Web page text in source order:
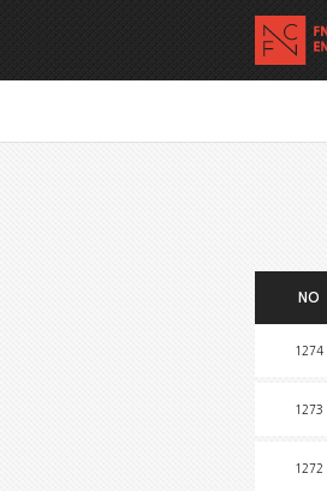
NO
1274
1273
1272